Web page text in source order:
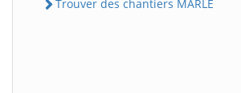
Trouver des chantiers MARLE